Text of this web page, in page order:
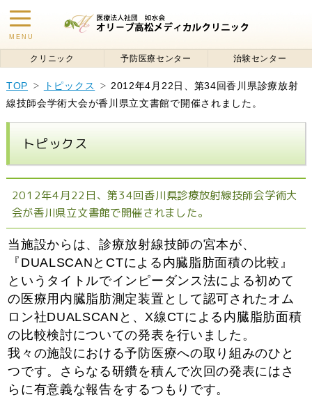
toggle
navigation
MENU
クリニック 予防医療センター 治験センター
TOP トピックス
2012年4月22日、第34回香川県診療放射
線技師会学術大会が香川県立文書館で開催されました。
トピックス
2012年4月22日、第34回香川県診療放射線技師会学術大
会が香川県立文書館で開催されました。
当施設からは、診療放射線技師の宮本が、
『 DUALSCANとCTによる内臓脂肪面積の比較』
というタイトルでインピーダンス法による初めて
の医療用内臓脂肪測定装置として認可されたオム
ロン社DUALSCANと、X線CTによる内臓脂肪面積
の比較検討についての発表を行いました。
我々の施設における予防医療への取り組みのひと
つです。さらなる研鑽を積んで次回の発表にはさ
らに有意義な報告をするつもりです。